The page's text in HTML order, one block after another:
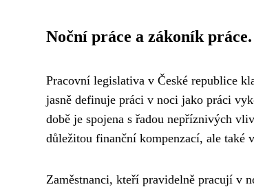
Noční práce a zákoník práce.
Pracovní legislativa v České republice
jasně definuje práci v noci jako práci
době je spojena s řadou nepříznivých
důležitou finanční kompenzací, ale také
Zaměstnanci, kteří pravidelně pracují v